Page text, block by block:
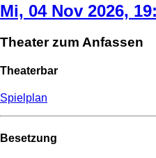
Mi, 04 Nov 2026,
Theater zum Anfassen
Theaterbar
Spielplan
Besetzung